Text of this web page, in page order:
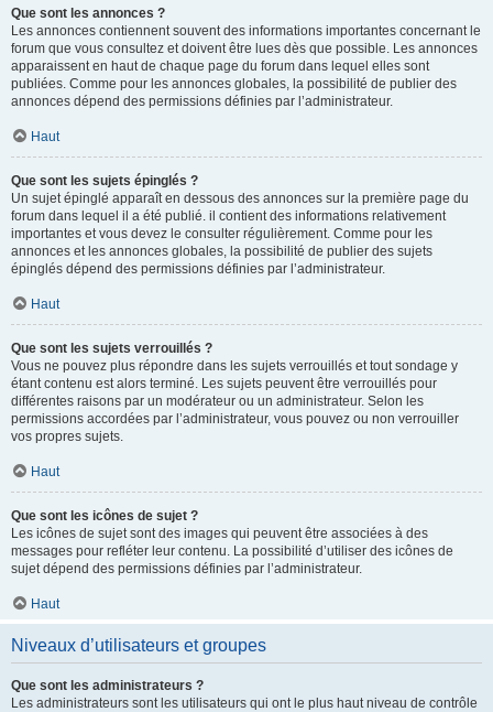
Que sont les annonces ?
Les annonces contiennent souvent des informations importantes concernant le
forum que vous consultez et doivent être lues dès que possible. Les annonces
apparaissent en haut de chaque page du forum dans lequel elles sont
publiées. Comme pour les annonces globales, la possibilité de publier des
annonces dépend des permissions définies par l’administrateur.
Haut
Que sont les sujets épinglés ?
Un sujet épinglé apparaît en dessous des annonces sur la première page du
forum dans lequel il a été publié. il contient des informations relativement
importantes et vous devez le consulter régulièrement. Comme pour les
annonces et les annonces globales, la possibilité de publier des sujets
épinglés dépend des permissions définies par l’administrateur.
Haut
Que sont les sujets verrouillés ?
Vous ne pouvez plus répondre dans les sujets verrouillés et tout sondage y
étant contenu est alors terminé. Les sujets peuvent être verrouillés pour
différentes raisons par un modérateur ou un administrateur. Selon les
permissions accordées par l’administrateur, vous pouvez ou non verrouiller
vos propres sujets.
Haut
Que sont les icônes de sujet ?
Les icônes de sujet sont des images qui peuvent être associées à des
messages pour refléter leur contenu. La possibilité d’utiliser des icônes de
sujet dépend des permissions définies par l’administrateur.
Haut
Niveaux d’utilisateurs et groupes
Que sont les administrateurs ?
Les administrateurs sont les utilisateurs qui ont le plus haut niveau de contrôle